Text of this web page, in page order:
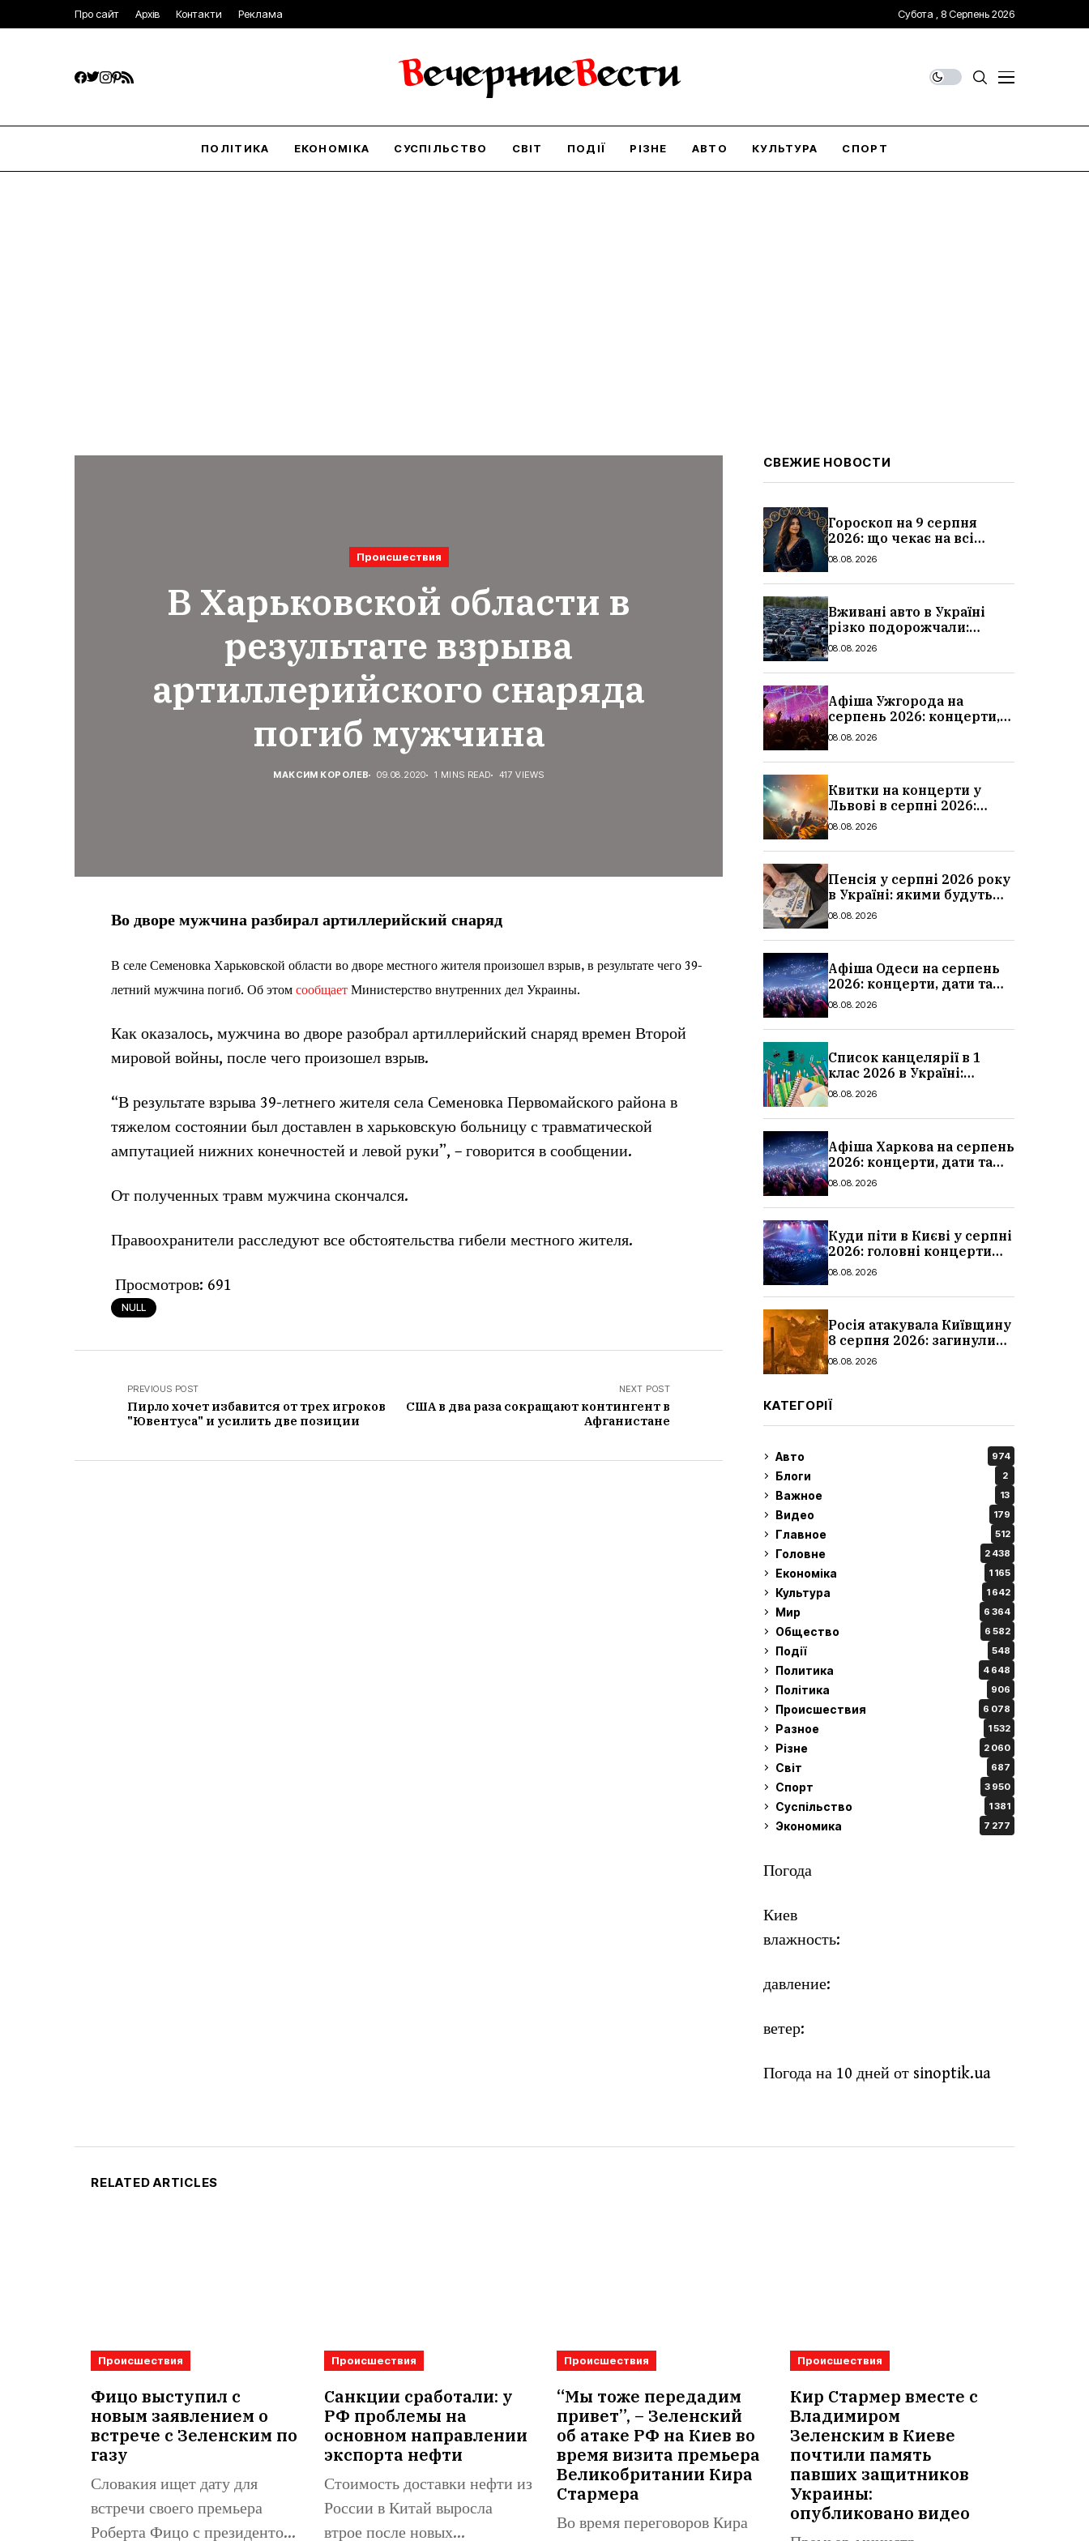
Про сайт Архів Контакти Реклама Субота , 8 Серпень 2026
ПОЛІТИКА ЕКОНОМІКА СУСПІЛЬСТВО СВІТ ПОДІЇ РІЗНЕ АВТО КУЛЬТУРА СПОРТ
Происшествия
В Харьковской области в
результате взрыва
артиллерийского снаряда
погиб мужчина
МАКСИМ КОРОЛЕВ 09.08.2020 1 MINS READ 417 VIEWS
Во дворе мужчина разбирал артиллерийский снаряд
В селе Семеновка Харьковской области во дворе местного жителя произошел взрыв, в результате чего 39-
летний мужчина погиб. Об этом сообщает Министерство внутренних дел Украины.
Как оказалось, мужчина во дворе разобрал артиллерийский снаряд времен Второй
мировой войны, после чего произошел взрыв.
“В результате взрыва 39-летнего жителя села Семеновка Первомайского района в
тяжелом состоянии был доставлен в харьковскую больницу с травматической
ампутацией нижних конечностей и левой руки”, – говорится в сообщении.
От полученных травм мужчина скончался.
Правоохранители расследуют все обстоятельства гибели местного жителя.
Просмотров: 691
NULL
PREVIOUS POST
Пирло хочет избавится от трех игроков
"Ювентуса" и усилить две позиции
NEXT POST
США в два раза сокращают контингент в
Афганистане
СВЕЖИЕ НОВОСТИ
Гороскоп на 9 серпня
2026: що чекає на всі
знаки зодіаку
08.08.2026
Вживані авто в Україні
різко подорожчали:
причини, які машини
08.08.2026
Афіша Ужгорода на
серпень 2026: концерти,
дати та ціни
08.08.2026
Квитки на концерти у
Львові в серпні 2026:
дати, ціни та локації
08.08.2026
Пенсія у серпні 2026 року
в Україні: якими будуть
мінімальні та
суми
08.08.2026
Афіша Одеси на серпень
2026: концерти, дати та
ціни квитків
08.08.2026
Список канцелярії в 1
клас 2026 в Україні:
повний чек-лист для
08.08.2026
Афіша Харкова на серпень
2026: концерти, дати та
ціни квитків
08.08.2026
Куди піти в Києві у серпні
2026: головні концерти
місяця, дати, артисти та
08.08.2026
Росія атакувала Київщину
8 серпня 2026: загинули
троє людей, серед них
08.08.2026
КАТЕГОРІЇ
Авто 974
Блоги 2
Важное 13
Видео 179
Главное 512
Головне 2 438
Економіка 1 165
Культура 1 642
Мир 6 364
Общество 6 582
Події 548
Политика 4 648
Політика 906
Происшествия 6 078
Разное 1 532
Різне 2 060
Світ 687
Спорт 3 950
Суспільство 1 381
Экономика 7 277
Погода
Киев
влажность:
давление:
ветер:
Погода на 10 дней от sinoptik.ua
RELATED ARTICLES
Происшествия
Фицо выступил с
новым заявлением о
встрече с Зеленским по
газу
Словакия ищет дату для
встречи своего премьера
Роберта Фицо с президентом
Происшествия
Санкции сработали: у
РФ проблемы на
основном направлении
экспорта нефти
Стоимость доставки нефти из
России в Китай выросла
втрое после новых
Происшествия
“Мы тоже передадим
привет”, – Зеленский
об атаке РФ на Киев во
время визита премьера
Великобритании Кира
Стармера
Во время переговоров Кира
Происшествия
Кир Стармер вместе с
Владимиром
Зеленским в Киеве
почтили память
павших защитников
Украины:
опубликовано видео